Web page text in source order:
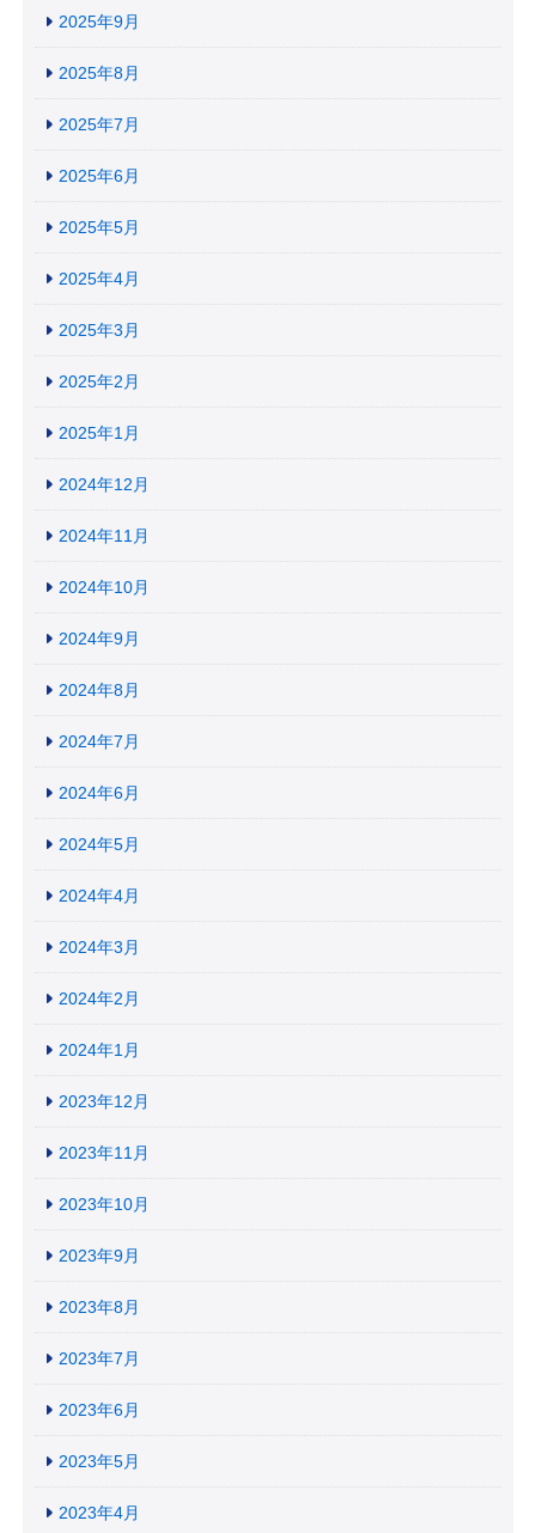
2025年9月
2025年8月
2025年7月
2025年6月
2025年5月
2025年4月
2025年3月
2025年2月
2025年1月
2024年12月
2024年11月
2024年10月
2024年9月
2024年8月
2024年7月
2024年6月
2024年5月
2024年4月
2024年3月
2024年2月
2024年1月
2023年12月
2023年11月
2023年10月
2023年9月
2023年8月
2023年7月
2023年6月
2023年5月
2023年4月